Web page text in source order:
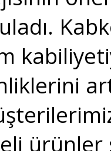
ürünler